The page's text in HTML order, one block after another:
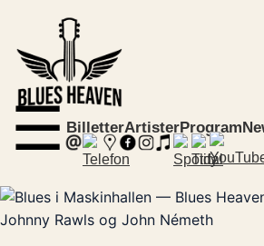
☰ BilletterArtisterProgram